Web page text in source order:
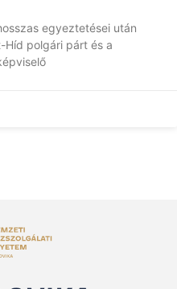
egyeztetései után
polgári párt és a